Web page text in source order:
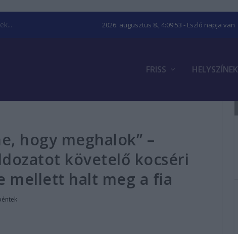
2026. augusztus 8., 4:09:54 - Lszló napja van
FRISS HELYSZÍNEK
hogy meghalok” –
követelő kocséri
mellett halt meg a fia